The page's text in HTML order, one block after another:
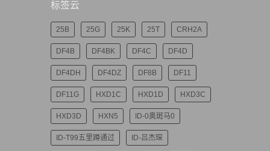
标签云
25B 25G 25K 25T CRH2A
DF4B DF4BK DF4C DF4D
DF4DH DF4DZ DF8B DF11
DF11G HXD1C HXD1D HXD3C
HXD3D HXN5 ID-0奥斑马0
ID-T99五里蹲通过 ID-吕杰琛